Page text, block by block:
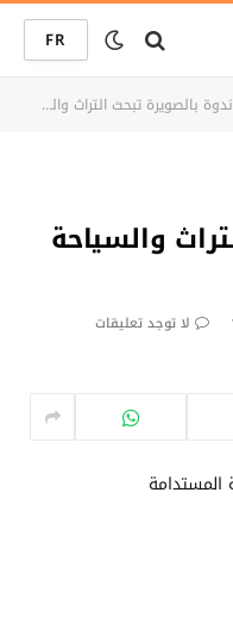
FR
ندوة بالصويرة تبحث التراث والسياحة المستدامة
والسياحة
لا توجد تعليقات